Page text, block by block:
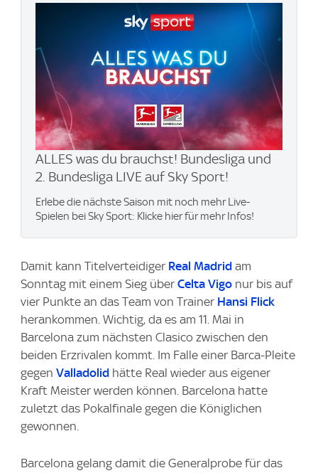
ALLES was du brauchst! Bundesliga und
2. Bundesliga LIVE auf Sky Sport!
Erlebe die nächste Saison mit noch mehr Live-
Spielen bei Sky Sport: Klicke hier für mehr Infos!
Damit kann Titelverteidiger Real Madrid am
Sonntag mit einem Sieg über Celta Vigo nur bis auf
vier Punkte an das Team von Trainer Hansi Flick
herankommen. Wichtig, da es am 11. Mai in
Barcelona zum nächsten Clasico zwischen den
beiden Erzrivalen kommt. Im Falle einer Barca-Pleite
gegen Valladolid hätte Real wieder aus eigener
Kraft Meister werden können. Barcelona hatte
zuletzt das Pokalfinale gegen die Königlichen
gewonnen.
Barcelona gelang damit die Generalprobe für das